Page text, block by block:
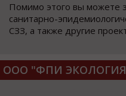
Помимо этого вы можете
санитарно-
СЗЗ, а также другие
ООО "ФПИ